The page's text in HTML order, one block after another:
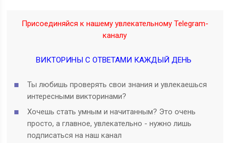
Присоединяйся к нашему увлекательному Telegram-
каналу
ВИКТОРИНЫ С ОТВЕТАМИ КАЖДЫЙ ДЕНЬ
Ты любишь проверять свои знания и увлекаешься
интересными викторинами?
Хочешь стать умным и начитанным? Это очень
просто, а главное, увлекательно - нужно лишь
подписаться на наш канал